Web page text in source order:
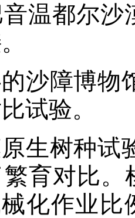
温都尔
沙障博物
试验。
生树种试
育对比。
化作业比